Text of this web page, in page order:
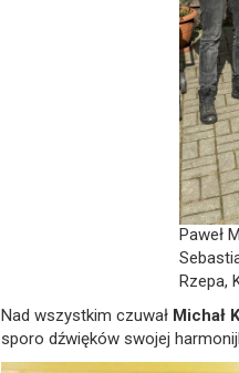
Paweł
Rzepa,
Nad wszystkim czuwał Michał
sporo dźwięków swojej